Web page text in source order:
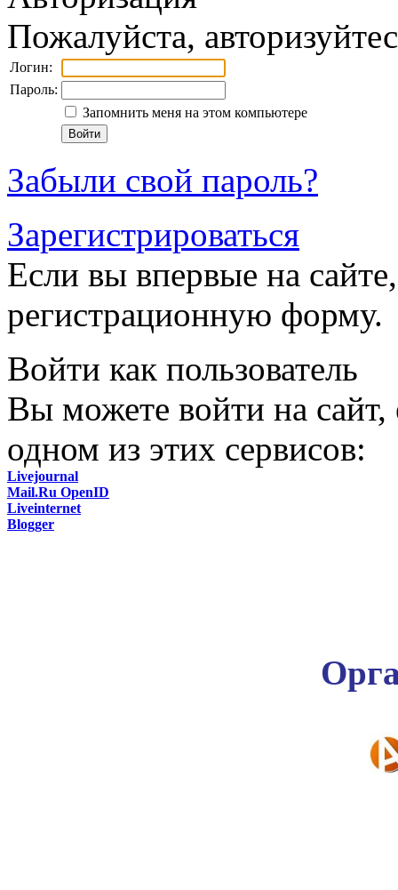
Пожалуйста,
Логин:
Пароль:
Запомнить меня на этом компьютере
Забыли свой пароль?
Зарегистрироваться
Если вы впервые на
регистрационную форму.
Войти как пользователь
Вы можете войти на сайт,
одном из этих сервисов:
Livejournal
Mail.Ru OpenID
Liveinternet
Blogger